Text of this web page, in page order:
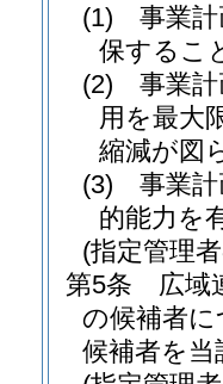
(1)
事業
保するこ
(2)
事業
用を最大
縮減が図
(3)
事業
的能力を
(指定管理
第5条
広域
の候補者
候補者を